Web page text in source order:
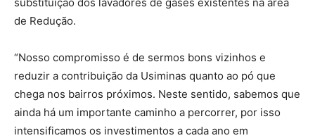
de Redução.
“Nosso compromisso é de sermos bons vizinhos e
reduzir a contribuição da Usiminas quanto ao pó que
chega nos bairros próximos. Neste sentido, sabemos que
ainda há um importante caminho a percorrer, por isso
intensificamos os investimentos a cada ano em